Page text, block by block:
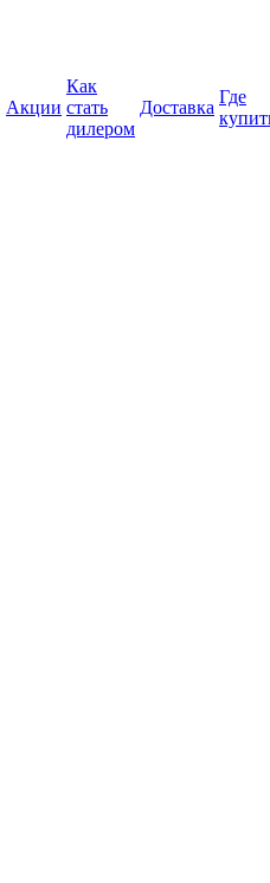
Акции
Как
стать
дилером
Доставка
Где